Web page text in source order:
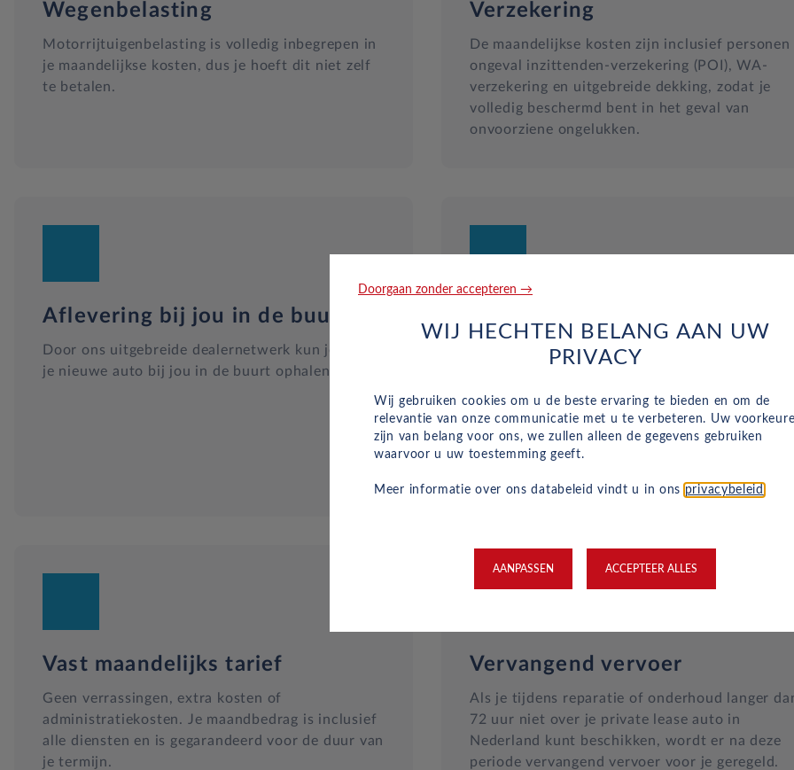
Wegenbelasting
Motorrijtuigenbelasting is volledig inbegrepen in
je maandelijkse kosten, dus je hoeft dit niet zelf
te betalen.
Verzekering
De maandelijkse kosten zijn inclusief personen
ongeval inzittenden-verzekering (POI), WA-
verzekering en uitgebreide dekking, zodat je
volledig beschermd bent in het geval van
onvoorziene ongelukken.
Aflevering bij jou in de buurt
Door ons uitgebreide dealernetwerk kun je altijd
je nieuwe auto bij jou in de buurt ophalen.
Naast het reguliere onderhoud, zijn kleine
inbegrepen in je maandelijkse kosten en wordt
dit geregeld met een garage bij jou in de buurt.
Hulp bij pech en technische problemen met je
auto zijn gewoon inbegrepen in je maandelijkse
Vast maandelijks tarief
Geen verrassingen, extra kosten of
administratiekosten. Je maandbedrag is inclusief
alle diensten en is gegarandeerd voor de duur van
je termijn.
Vervangend vervoer
Als je tijdens reparatie of onderhoud langer
72 uur niet over je private lease auto in
Nederland kunt beschikken, wordt er na deze
periode vervangend vervoer voor je geregeld.
Doorgaan zonder accepteren →
WIJ HECHTEN BELANG AAN UW
PRIVACY
Wij gebruiken cookies om u de beste ervaring te bieden en om de
relevantie van onze communicatie met u te verbeteren. Uw
zijn van belang voor ons, we zullen alleen de gegevens gebruiken
waarvoor u uw toestemming geeft.
Meer informatie over ons databeleid vindt u in ons privacybeleid
AANPASSEN ACCEPTEER ALLES